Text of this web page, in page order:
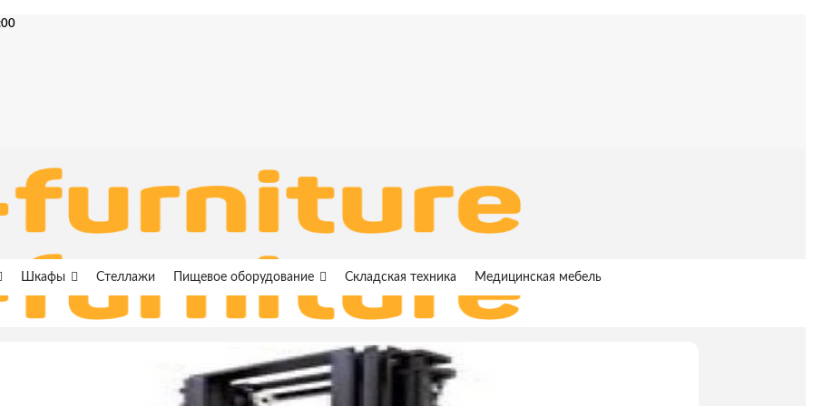
Шкафы Стеллажи Пищевое оборудование Складская техника Медицинская мебель